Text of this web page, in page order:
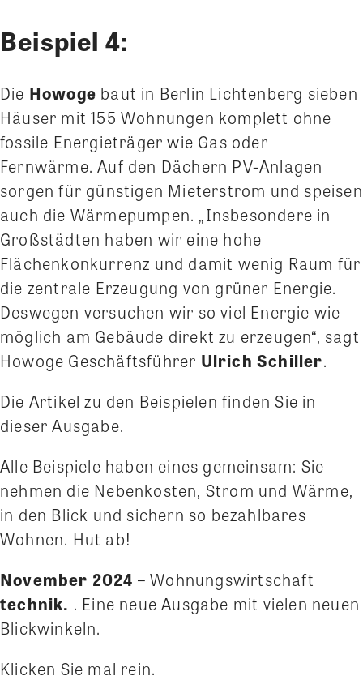
Beispiel 4:
Die Howoge baut in Berlin Lichtenberg sieben
Häuser mit 155 Wohnungen komplett ohne
fossile Energieträger wie Gas oder
Fernwärme. Auf den Dächern PV-Anlagen
sorgen für günstigen Mieterstrom und speisen
auch die Wärmepumpen. „Insbesondere in
Großstädten haben wir eine hohe
Flächenkonkurrenz und damit wenig Raum für
die zentrale Erzeugung von grüner Energie.
Deswegen versuchen wir so viel Energie wie
möglich am Gebäude direkt zu erzeugen“, sagt
Howoge Geschäftsführer Ulrich Schiller.
Die Artikel zu den Beispielen finden Sie in
dieser Ausgabe.
Alle Beispiele haben eines gemeinsam: Sie
nehmen die Nebenkosten, Strom und Wärme,
in den Blick und sichern so bezahlbares
Wohnen. Hut ab!
November 2024 – Wohnungswirtschaft
technik. . Eine neue Ausgabe mit vielen neuen
Blickwinkeln.
Klicken Sie mal rein.